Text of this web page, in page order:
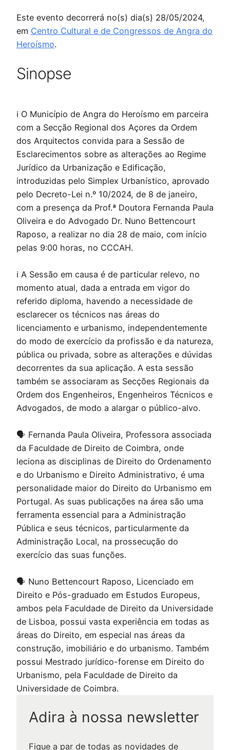
Este evento decorrerá no(s) dia(s) 28/05/2024,
em Centro Cultural e de Congressos de Angra do
Heroísmo.
Sinopse
ℹ️ O Município de Angra do Heroísmo em parceira
com a Secção Regional dos Açores da Ordem
dos Arquitectos convida para a Sessão de
Esclarecimentos sobre as alterações ao Regime
Jurídico da Urbanização e Edificação,
introduzidas pelo Simplex Urbanístico, aprovado
pelo Decreto-Lei n.º 10/2024, de 8 de janeiro,
com a presença da Prof.ª Doutora Fernanda Paula
Oliveira e do Advogado Dr. Nuno Bettencourt
Raposo, a realizar no dia 28 de maio, com início
pelas 9:00 horas, no CCCAH.
ℹ️ A Sessão em causa é de particular relevo, no
momento atual, dada a entrada em vigor do
referido diploma, havendo a necessidade de
esclarecer os técnicos nas áreas do
licenciamento e urbanismo, independentemente
do modo de exercício da profissão e da natureza,
pública ou privada, sobre as alterações e dúvidas
decorrentes da sua aplicação. A esta sessão
também se associaram as Secções Regionais da
Ordem dos Engenheiros, Engenheiros Técnicos e
Advogados, de modo a alargar o público-alvo.
🗣 Fernanda Paula Oliveira, Professora associada
da Faculdade de Direito de Coimbra, onde
leciona as disciplinas de Direito do Ordenamento
e do Urbanismo e Direito Administrativo, é uma
personalidade maior do Direito do Urbanismo em
Portugal. As suas publicações na área são uma
ferramenta essencial para a Administração
Pública e seus técnicos, particularmente da
Administração Local, na prossecução do
exercício das suas funções.
🗣 Nuno Bettencourt Raposo, Licenciado em
Direito e Pós-graduado em Estudos Europeus,
ambos pela Faculdade de Direito da Universidade
de Lisboa, possui vasta experiência em todas as
áreas do Direito, em especial nas áreas da
construção, imobiliário e do urbanismo. Também
possui Mestrado jurídico-forense em Direito do
Urbanismo, pela Faculdade de Direito da
Universidade de Coimbra.
Adira à nossa newsletter
Fique a par de todas as novidades de